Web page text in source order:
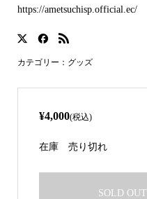
https://ametsuchisp.official.ec/
カテゴリー： グッズ
¥4,000(税込)
在庫 売り切れ
SOLD OUT